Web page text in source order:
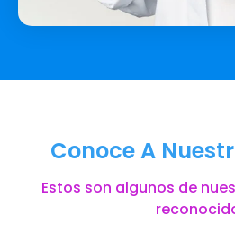
Conoce A
Estos son algunos de